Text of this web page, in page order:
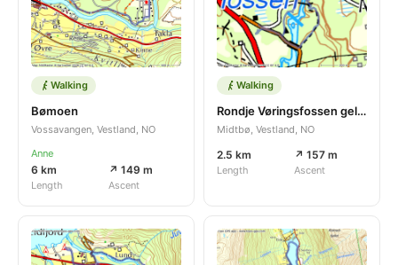
Walking
Bømoen
Vossavangen, Vestland, NO
Anne
6 km
Length
↗ 149 m
Ascent
Walking
Rondje Vøringsfossen gelopen
Midtbø, Vestland, NO
2.5 km
Length
↗ 157 m
Ascent